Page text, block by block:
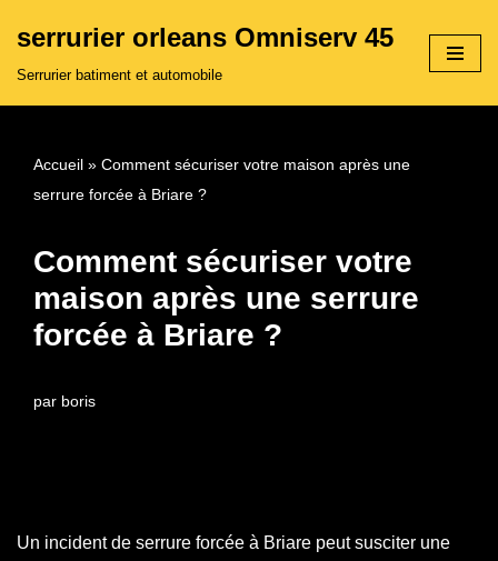
serrurier orleans Omniserv 45
Serrurier batiment et automobile
Accueil » Comment sécuriser votre maison après une
serrure forcée à Briare ?
Comment sécuriser votre
maison après une serrure
forcée à Briare ?
par boris
Un incident de serrure forcée à Briare peut susciter une